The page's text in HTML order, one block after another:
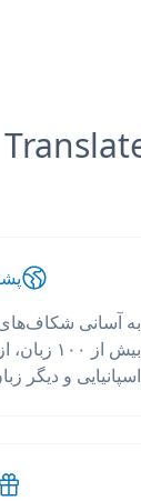
بیش از
اسپانیایی و دیگر